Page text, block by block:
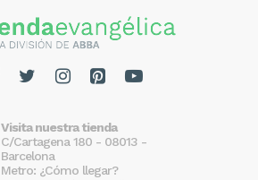
Visita nuestra tienda
C/Cartagena 180 - 08013 -
Barcelona
Metro: ¿Cómo llegar?